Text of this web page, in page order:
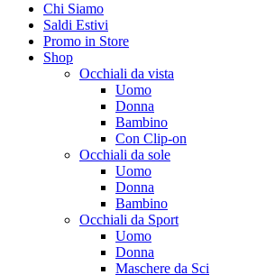
Chi Siamo
Saldi Estivi
Promo in Store
Shop
Occhiali da vista
Uomo
Donna
Bambino
Con Clip-on
Occhiali da sole
Uomo
Donna
Bambino
Occhiali da Sport
Uomo
Donna
Maschere da Sci